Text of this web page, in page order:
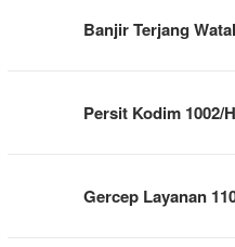
Banjir Terjang
Persit Kodim
Gercep Layanan